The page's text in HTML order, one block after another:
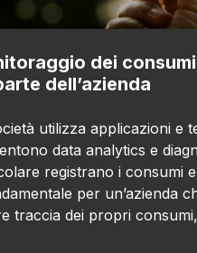
dei
dell’azienda
utilizza applicazioni e
data analytics e
registrano i consumi
per un’azienda
traccia dei propri consumi,